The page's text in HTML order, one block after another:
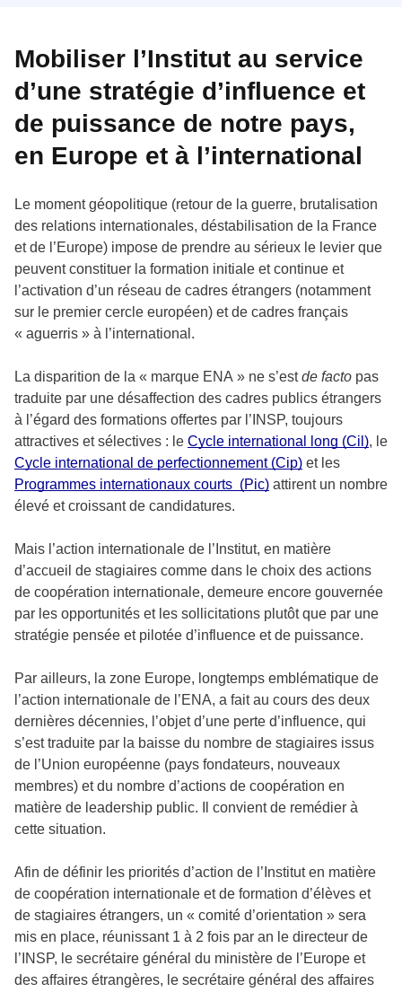
Mobiliser l’Institut au service
d’une stratégie d’influence et
de puissance de notre pays,
en Europe et à l’international
Le moment géopolitique (retour de la guerre, brutalisation
des relations internationales, déstabilisation de la France
et de l’Europe) impose de prendre au sérieux le levier que
peuvent constituer la formation initiale et continue et
l’activation d’un réseau de cadres étrangers (notamment
sur le premier cercle européen) et de cadres français
« aguerris » à l’international.
La disparition de la « marque ENA » ne s’estde facto pas
traduite par une désaffection des cadres publics étrangers
à l’égard des formations offertes par l’INSP, toujours
attractives et sélectives : le Cycle international long (Cil), le
Cycle international de perfectionnement (Cip) et les
Programmes internationaux courts (Pic) attirent un nombre
élevé et croissant de candidatures.
Mais l’action internationale de l’Institut, en matière
d’accueil de stagiaires comme dans le choix des actions
de coopération internationale, demeure encore gouvernée
par les opportunités et les sollicitations plutôt que par une
stratégie pensée et pilotée d’influence et de puissance.
Par ailleurs, la zone Europe, longtemps emblématique de
l’action internationale de l’ENA, a fait au cours des deux
dernières décennies, l’objet d’une perte d’influence, qui
s’est traduite par la baisse du nombre de stagiaires issus
de l’Union européenne (pays fondateurs, nouveaux
membres) et du nombre d’actions de coopération en
matière de leadership public. Il convient de remédier à
cette situation.
Afin de définir les priorités d’action de l’Institut en matière
de coopération internationale et de formation d’élèves et
de stagiaires étrangers, un « comité d’orientation » sera
mis en place, réunissant 1 à 2 fois par an le directeur de
l’INSP, le secrétaire général du ministère de l’Europe et
des affaires étrangères, le secrétaire général des affaires